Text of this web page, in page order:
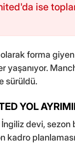
ise
forma
yaşanıyor.
sürüldü.
YOL
devi, sezon
kadro